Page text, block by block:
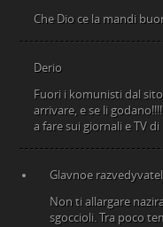
Che Dio ce la mandi
Derio
Fuori i komunisti dal
arrivare, e se li
a fare sui giornali e TV
Glavnoe
Non ti allargare
sgoccioli. Tra poco